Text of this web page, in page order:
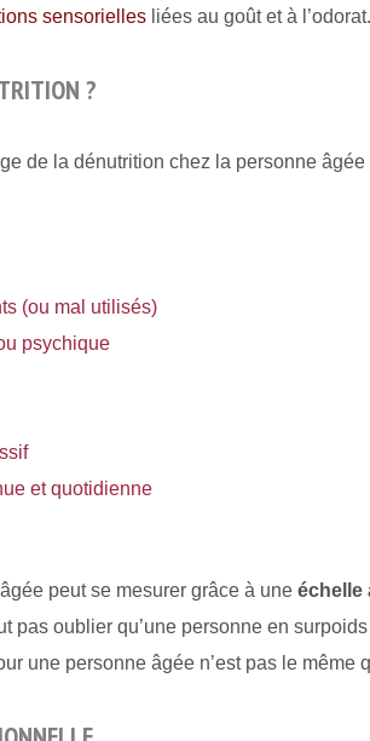
sensorielles liées au goût et à l’odorat.
?
de la dénutrition chez la personne âgée
(ou mal utilisés)
psychique
et quotidienne
peut se mesurer grâce à une échelle
pas oublier qu’une personne en surpoids
une personne âgée n’est pas le même